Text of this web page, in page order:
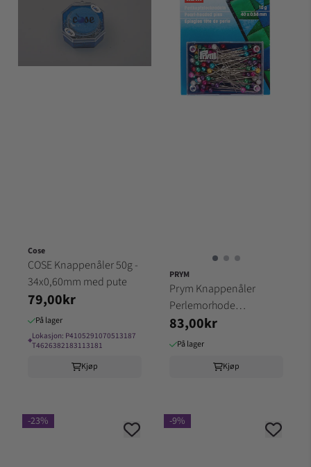
Cose
COSE Knappenåler 50g -
34x0,60mm med pute
79,00kr
På lager
⌖Lokasjon: P4105291070513187
T4626382183113181
Kjøp
PRYM
Prym Knappenåler
Perlemorhode
40x0,58mm 10g 28625
83,00kr
På lager
Kjøp
-23% -9%